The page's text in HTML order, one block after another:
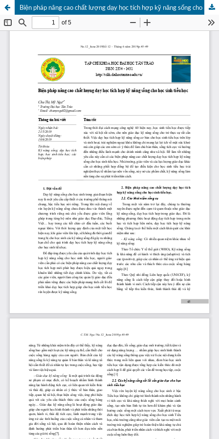
Biện pháp nâng cao chất lượng dạy học tích hợp kỹ năng sống cho học sinh tiểu học